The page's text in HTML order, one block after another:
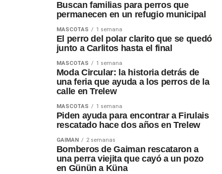
Buscan familias para perros que
permanecen en un refugio municipal
MASCOTAS 1 semana
El perro del polar clarito que se quedó
junto a Carlitos hasta el final
MASCOTAS 1 semana
Moda Circular: la historia detrás de
una feria que ayuda a los perros de la
calle en Trelew
MASCOTAS 1 semana
Piden ayuda para encontrar a Firulais
rescatado hace dos años en Trelew
GAIMAN 2 semanas
Bomberos de Gaiman rescataron a
una perra viejita que cayó a un pozo
en Günün a Küna